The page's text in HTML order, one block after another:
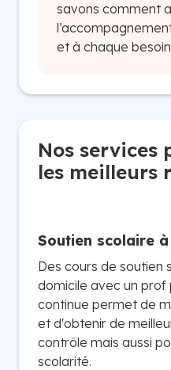
savons comment
et à chaque
Nos services
les meilleurs
Soutien scolaire
Des cours de soutien
domicile avec un prof
continue permet de
et d'obtenir de
contrôle mais aussi
scolarité.